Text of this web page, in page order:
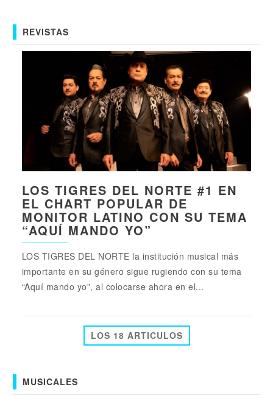
REVISTAS
LOS TIGRES DEL NORTE #1 EN
EL CHART POPULAR DE
MONITOR LATINO CON SU TEMA
“AQUÍ MANDO YO”
LOS TIGRES DEL NORTE la institución musical más
importante en su género sigue rugiendo con su tema
“Aquí mando yo”, al colocarse ahora en el...
LOS 18 ARTICULOS
MUSICALES